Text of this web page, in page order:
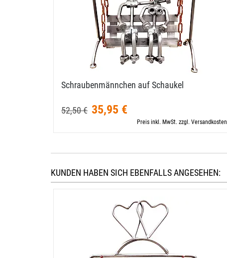
Schraubenmännchen auf Schaukel
52,50 € 35,95 €
Preis inkl. MwSt. zzgl. Versandkosten
KUNDEN HABEN SICH EBENFALLS ANGESEHEN: